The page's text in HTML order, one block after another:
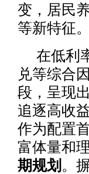
变，居民
等新特征。
在低利
兑等综合
段，呈现
追逐高收
作为配置
富体量和
期规划 。